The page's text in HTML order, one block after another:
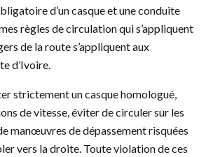
d’un casque et une conduite
règles de circulation qui s’appliquent
de la route s’appliquent aux
d’Ivoire.
strictement un casque homologué,
de vitesse, éviter de circuler sur les
manœuvres de dépassement risquées
vers la droite. Toute violation de ces